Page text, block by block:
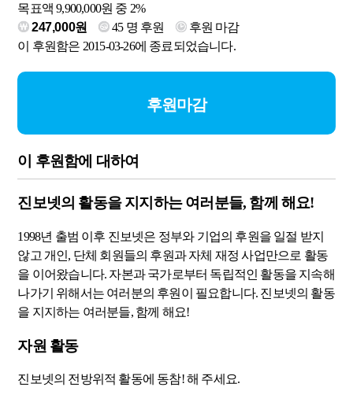
목표액 9,900,000원 중 2%
247,000원
45명 후원
후원 마감
이 후원함은 2015-03-26에 종료되었습니다.
후원마감
이 후원함에 대하여
진보넷의 활동을 지지하는 여러분들, 함께 해요!
1998년 출범 이후 진보넷은 정부와 기업의 후원을 일절 받지
않고 개인, 단체 회원들의 후원과 자체 재정 사업만으로 활동
을 이어왔습니다. 자본과 국가로부터 독립적인 활동을 지속해
나가기 위해서는 여러분의 후원이 필요합니다. 진보넷의 활동
을 지지하는 여러분들, 함께 해요!
자원 활동
진보넷의 전방위적 활동에 동참! 해 주세요.